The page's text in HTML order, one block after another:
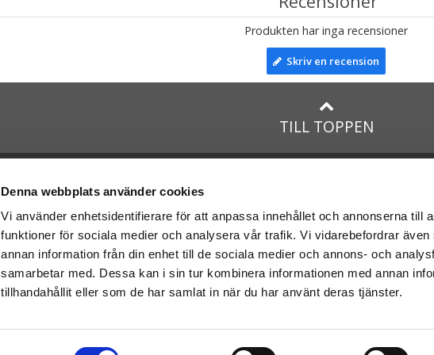
Denna webbplats använder cookies
Vi använder enhetsidentifierare för att anpassa innehållet och annonserna till
funktioner för sociala medier och analysera vår trafik. Vi vidarebefordrar även
annan information från din enhet till de sociala medier och annons- och
samarbetar med. Dessa kan i sin tur kombinera informationen med annan
tillhandahållit eller som de har samlat in när du har använt deras tjänster.
Samtyckesval
Produkten har inga recensioner
Skriv en recension
TILL TOPPEN
Vi skickarpresentermed Posten och
Schenker: